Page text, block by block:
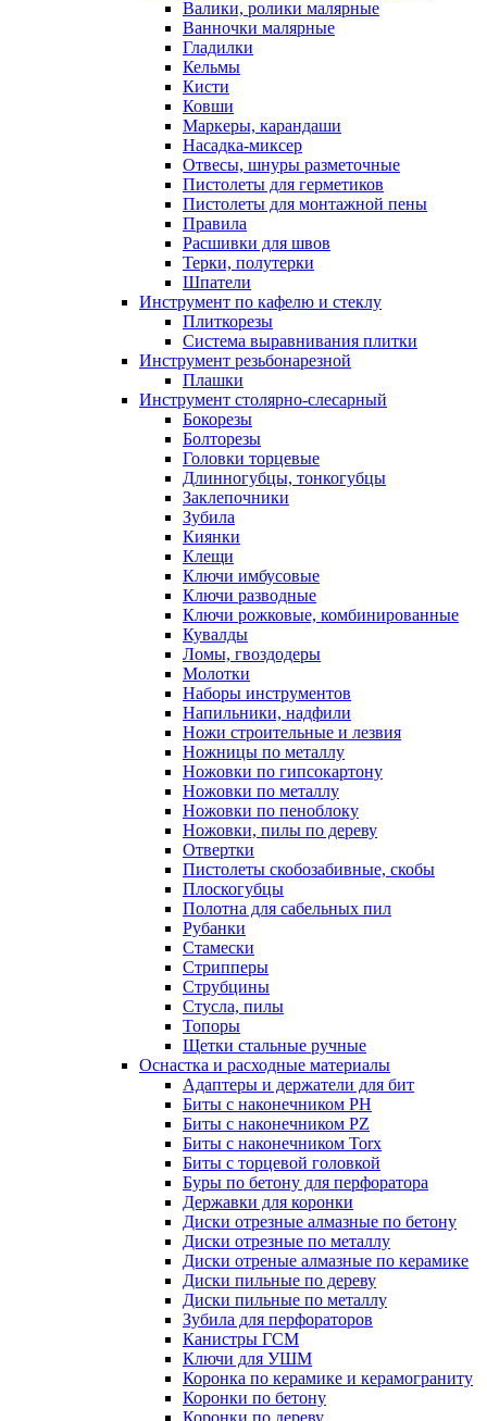
Валики, ролики малярные
Ванночки малярные
Гладилки
Кельмы
Кисти
Ковши
Маркеры, карандаши
Насадка-миксер
Отвесы, шнуры разметочные
Пистолеты для герметиков
Пистолеты для монтажной пены
Правила
Расшивки для швов
Терки, полутерки
Шпатели
Инструмент по кафелю и стеклу
Плиткорезы
Система выравнивания плитки
Инструмент резьбонарезной
Плашки
Инструмент столярно-слесарный
Бокорезы
Болторезы
Головки торцевые
Длинногубцы, тонкогубцы
Заклепочники
Зубила
Киянки
Клещи
Ключи имбусовые
Ключи разводные
Ключи рожковые, комбинированные
Кувалды
Ломы, гвоздодеры
Молотки
Наборы инструментов
Напильники, надфили
Ножи строительные и лезвия
Ножницы по металлу
Ножовки по гипсокартону
Ножовки по металлу
Ножовки по пеноблоку
Ножовки, пилы по дереву
Отвертки
Пистолеты скобозабивные, скобы
Плоскогубцы
Полотна для сабельных пил
Рубанки
Стамески
Стрипперы
Струбцины
Стусла, пилы
Топоры
Щетки стальные ручные
Оснастка и расходные материалы
Адаптеры и держатели для бит
Биты с наконечником PH
Биты с наконечником PZ
Биты с наконечником Torx
Биты с торцевой головкой
Буры по бетону для перфоратора
Державки для коронки
Диски отрезные алмазные по бетону
Диски отрезные по металлу
Диски отреные алмазные по керамике
Диски пильные по дереву
Диски пильные по металлу
Зубила для перфораторов
Канистры ГСМ
Ключи для УШМ
Коронка по керамике и керамограниту
Коронки по бетону
Коронки по дереву